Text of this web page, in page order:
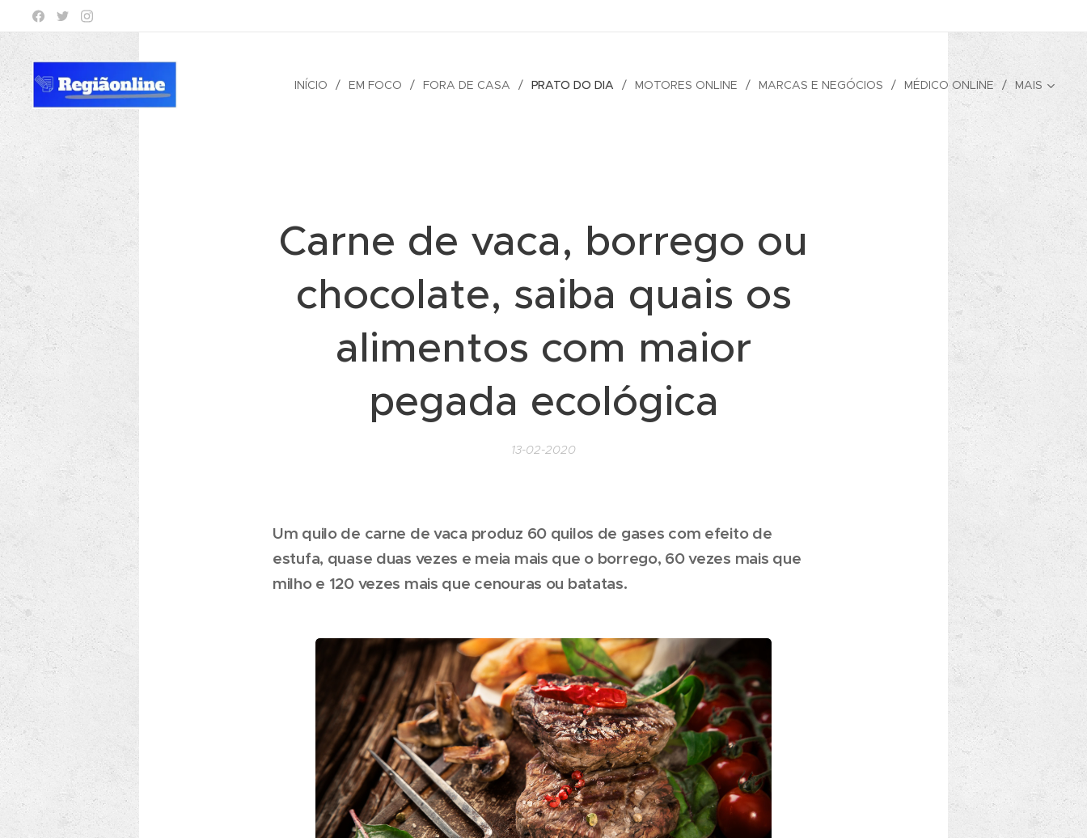
INÍCIO EM FOCO FORA DE CASA PRATO DO DIA MOTORES ONLINE MARCAS E NEGÓCIOS MÉDICO ONLINE MAIS
Carne de vaca, borrego ou
chocolate, saiba quais os
alimentos com maior
pegada ecológica
13-02-2020
Um quilo de carne de vaca produz 60 quilos de gases com efeito de
estufa, quase duas vezes e meia mais que o borrego, 60 vezes mais que
milho e 120 vezes mais que cenouras ou batatas.